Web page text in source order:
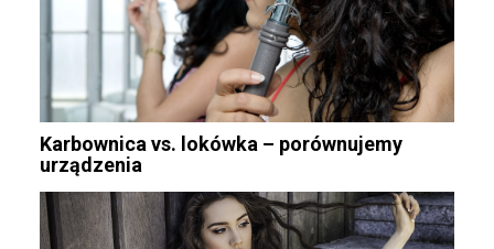
Karbownica vs. lokówka – porównujemy
urządzenia